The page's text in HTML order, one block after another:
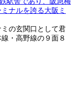
ナルを誇る大阪ミ
の玄関口として君
・高野線の９面８